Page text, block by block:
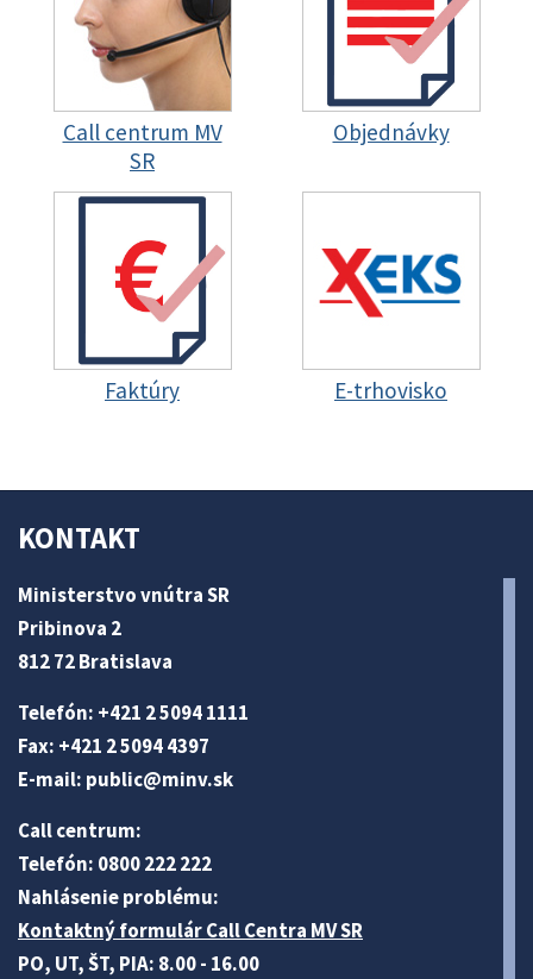
Call centrum MV
SR
Objednávky
Faktúry E-trhovisko
KONTAKT
Ministerstvo vnútra SR
Pribinova 2
812 72 Bratislava
Telefón: +421 2 5094 1111
Fax: +421 2 5094 4397
E-mail: public@minv.sk
Call centrum:
Telefón: 0800 222 222
Nahlásenie problému:
Kontaktný formulár Call Centra MV SR
PO, UT, ŠT, PIA: 8.00 - 16.00